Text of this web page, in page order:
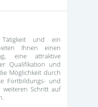
Tätigkeit und ein
Ihnen einen
eine attraktive
Qualifikation und
Möglichkeit durch
Fortbildungs- und
weiteren Schritt auf